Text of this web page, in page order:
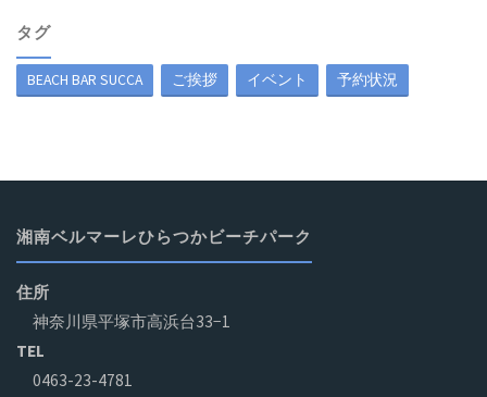
タグ
BEACH BAR SUCCA ご挨拶 イベント 予約状況
湘南ベルマーレひらつかビーチパーク
住所
神奈川県平塚市高浜台33−1
TEL
0463-23-4781